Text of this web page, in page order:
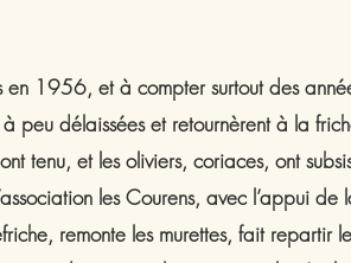
en 1956, et à compter surtout des
peu délaissées et retournèrent à la
tenu, et les oliviers, coriaces, ont
les Courens, avec l’appui de
remonte les murettes, fait repartir